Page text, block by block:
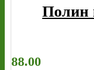
Полин
88.00